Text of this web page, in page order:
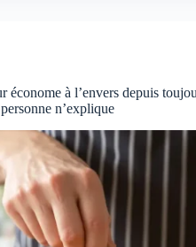
économe à l’envers depuis
n’explique